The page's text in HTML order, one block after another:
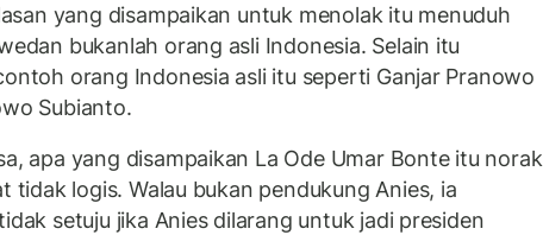
yang disampaikan untuk menolak itu menuduh
bukanlah orang asli Indonesia. Selain itu
orang Indonesia asli itu seperti Ganjar Pranowo
Subianto.
apa yang disampaikan La Ode Umar Bonte itu norak
tidak logis. Walau bukan pendukung Anies, ia
setuju jika Anies dilarang untuk jadi presiden